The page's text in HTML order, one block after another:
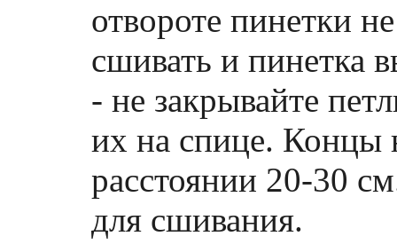
отвороте пинетки
сшивать и пинетка
- не закрывайте
их на спице. Концы
расстоянии 20-30
для сшивания.